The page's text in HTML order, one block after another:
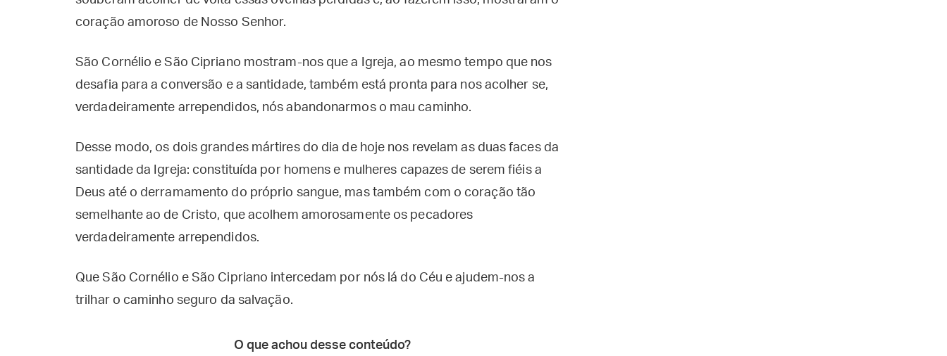
coração amoroso de Nosso Senhor.
São Cornélio e São Cipriano mostram-nos que a Igreja, ao mesmo tempo que nos
desafia para a conversão e a santidade, também está pronta para nos acolher se,
verdadeiramente arrependidos, nós abandonarmos o mau caminho.
Desse modo, os dois grandes mártires do dia de hoje nos revelam as duas faces da
santidade da Igreja: constituída por homens e mulheres capazes de serem fiéis a
Deus até o derramamento do próprio sangue, mas também com o coração tão
semelhante ao de Cristo, que acolhem amorosamente os pecadores
verdadeiramente arrependidos.
Que São Cornélio e São Cipriano intercedam por nós lá do Céu e ajudem-nos a
trilhar o caminho seguro da salvação.
O que achou desse conteúdo?